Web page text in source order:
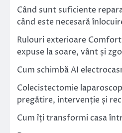
Când sunt suficiente
când este necesară
Rulouri exterioare
expuse la soare, vânt și
Cum schimbă AI
Colecistectomie
pregătire, intervenție și
Cum îți transformi casa